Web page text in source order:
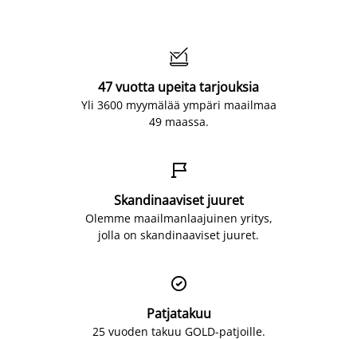

47 vuotta upeita tarjouksia
Yli 3600 myymälää ympäri maailmaa
49 maassa.

Skandinaaviset juuret
Olemme maailmanlaajuinen yritys,
jolla on skandinaaviset juuret.

Patjatakuu
25 vuoden takuu GOLD-patjoille.